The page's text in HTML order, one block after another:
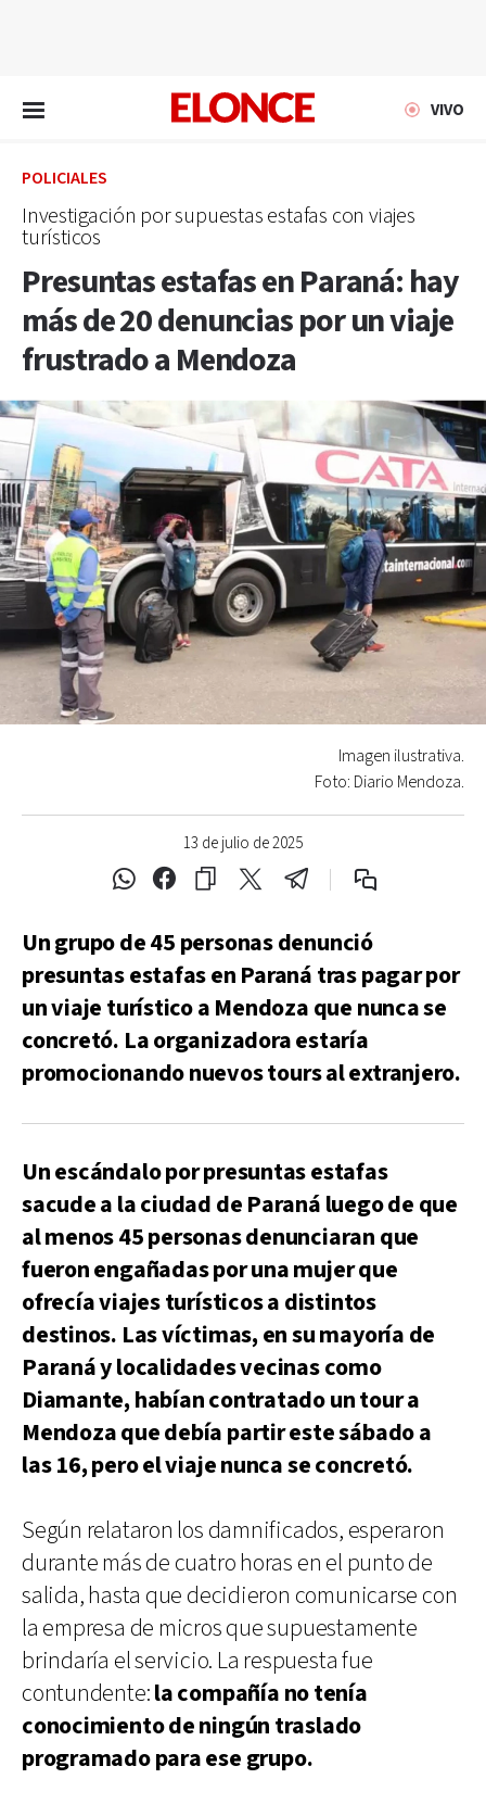
VIVO
POLICIALES
Investigación por supuestas estafas con viajes
turísticos
Presuntas estafas en Paraná: hay
más de 20 denuncias por un viaje
frustrado a Mendoza
13 de julio de 2025
Imagen ilustrativa.
Foto: Diario Mendoza.
Un grupo de 45 personas denunció
presuntas estafas en Paraná tras pagar por
un viaje turístico a Mendoza que nunca se
concretó. La organizadora estaría
promocionando nuevos tours al extranjero.
Un escándalo por presuntas estafas
sacude a la ciudad de Paraná luego de que
al menos 45 personas denunciaran que
fueron engañadas por una mujer que
ofrecía viajes turísticos a distintos
destinos. Las víctimas, en su mayoría de
Paraná y localidades vecinas como
Diamante, habían contratado un tour a
Mendoza que debía partir este sábado a
las 16, pero el viaje nunca se concretó.
Según relataron los damnificados, esperaron
durante más de cuatro horas en el punto de
salida, hasta que decidieron comunicarse con
la empresa de micros que supuestamente
brindaría el servicio. La respuesta fue
contundente:la compañía no tenía
conocimiento de ningún traslado
programado para ese grupo.